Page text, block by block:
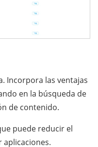
Incorpora las ventajas
en la búsqueda de
de contenido.
puede reducir el
aplicaciones.